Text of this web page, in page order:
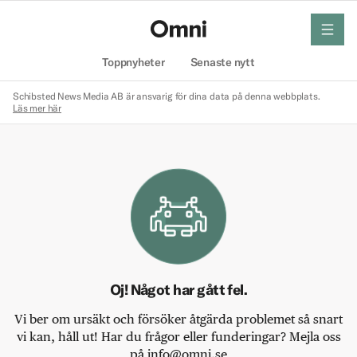
Toppnyheter Senaste nytt
meny
Schibsted News Media AB är ansvarig för dina data på denna webbplats.
Läs mer här
Oj! Något har gått fel.
Vi ber om ursäkt och försöker åtgärda problemet så snart
vi kan, håll ut! Har du frågor eller funderingar? Mejla oss